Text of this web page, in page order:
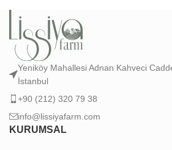
Yeniköy Mahallesi Adnan Kahveci
İstanbul
+90 (212) 320 79 38
info@lissiyafarm.com
KURUMSAL